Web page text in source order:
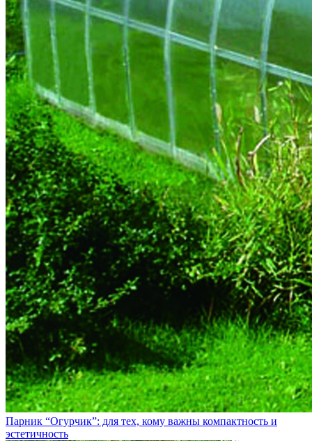
Парник “Огурчик”: для тех, кому важны компактность и
эстетичность